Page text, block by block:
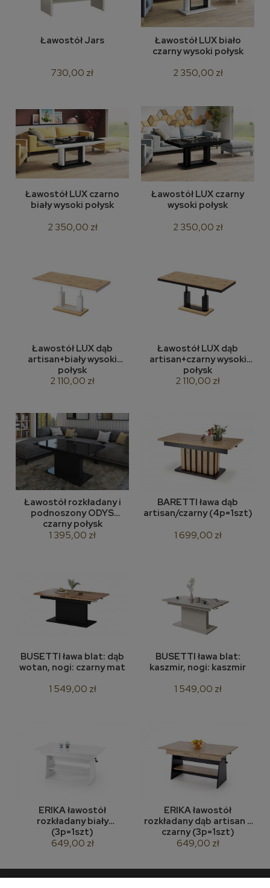
Ławostół Jars
730,00 zł
Ławostół LUX biało
czarny wysoki połysk
2 350,00 zł
Ławostół LUX czarno
biały wysoki połysk
2 350,00 zł
Ławostół LUX czarny
wysoki połysk
2 350,00 zł
Ławostół LUX dąb
artisan+biały wysoki
połysk
2 110,00 zł
Ławostół LUX dąb
artisan+czarny wysoki
połysk
2 110,00 zł
Ławostół rozkładany i
podnoszony ODYS
czarny połysk
1 395,00 zł
BARETTI ława dąb
artisan/czarny (4p=1szt)
1 699,00 zł
BUSETTI ława blat: dąb
wotan, nogi: czarny mat
1 549,00 zł
BUSETTI ława blat:
kaszmir, nogi: kaszmir
1 549,00 zł
ERIKA ławostół
rozkładany biały
(3p=1szt)
649,00 zł
ERIKA ławostół
rozkładany dąb artisan /
czarny (3p=1szt)
649,00 zł